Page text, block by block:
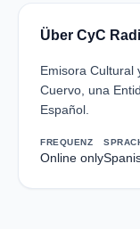
Über CyC
Emisora Cultural
Cuervo, una
Español.
FREQUENZ
Online only